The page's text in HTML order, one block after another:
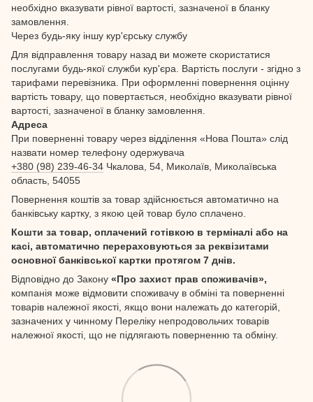
необхідно вказувати рівної вартості, зазначеної в бланку
замовлення.
Через будь-яку іншу кур'єрську службу
Для відправлення товару назад ви можете скористатися
послугами будь-якої служби кур'єра. Вартість послуги - згідно з
тарифами перевізника. При оформленні повернення оцінну
вартість товару, що повертається, необхідно вказувати рівної
вартості, зазначеної в бланку замовлення.
Адреса
При поверненні товару через відділення «Нова Пошта» слід
назвати номер телефону одержувача
+380 (98) 239-46-34 Чкалова, 54, Миколаїв, Миколаївська
область, 54055
Повернення коштів за товар здійснюється автоматично на
банківську картку, з якою цей товар було сплачено.
Кошти за товар, оплачений готівкою в терміналі або на
касі, автоматично перераховуються за реквізитами
основної банківської картки протягом 7 днів.
Відповідно до Закону «Про захист прав споживачів»,
компанія може відмовити споживачу в обміні та поверненні
товарів належної якості, якщо вони належать до категорій,
зазначених у чинному Переліку непродовольчих товарів
належної якості, що не підлягають поверненню та обміну.